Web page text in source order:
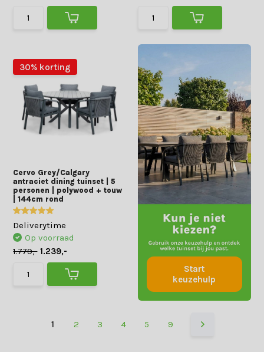
30% korting
Cervo Grey/Calgary
antraciet dining tuinset | 5
personen | polywood + touw
| 144cm rond
Deliverytime
Op voorraad
1.779,- 1.239,-
Start
keuzehulp
1 2 3 4 5 9